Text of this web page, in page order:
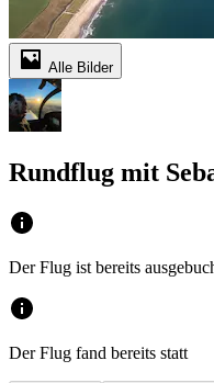
Alle Bilder
Rundflug mit
Der Flug ist bereits
Der Flug fand bereits statt